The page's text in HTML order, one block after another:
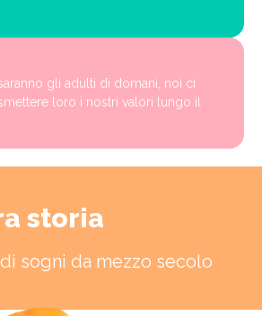
gli adulti di domani, noi ci
loro i nostri valori lungo il
storia
sogni da mezzo secolo